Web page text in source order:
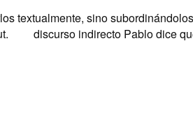
sino subordinándolos
discurso indirecto Pablo dice